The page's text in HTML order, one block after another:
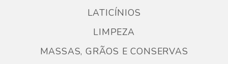
LATICÍNIOS
LIMPEZA
MASSAS, GRÃOS E CONSERVAS